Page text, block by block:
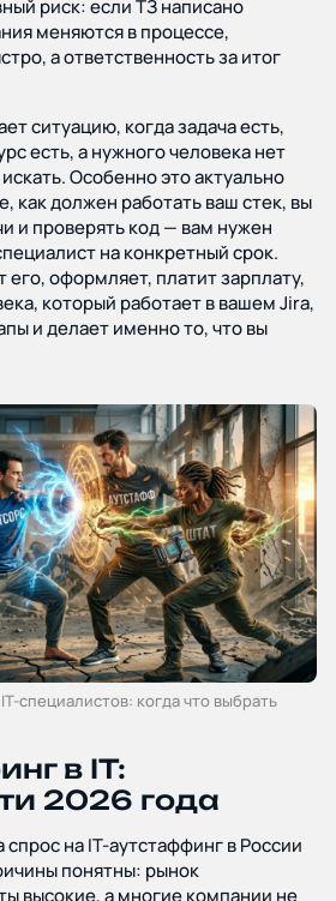
риск: если ТЗ написано
меняются в процессе,
а ответственность за итог
ситуацию, когда задача есть,
есть, а нужного человека нет
Особенно это актуально
как должен работать ваш стек, вы
и проверять код — вам нужен
на конкретный срок.
его, оформляет, платит зарплату,
который работает в вашем Jira,
и делает именно то, что вы
специалистов: когда что выбрать
в IT:
2026 года
спрос на IT-аутстаффинг в России
понятны: рынок